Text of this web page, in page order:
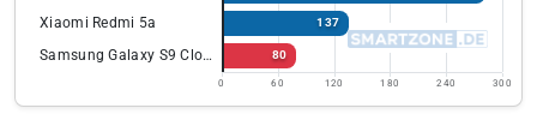
Xiaomi Redmi 5a 137
Samsung Galaxy S9 Clone 80
0 60 120 180 240 300